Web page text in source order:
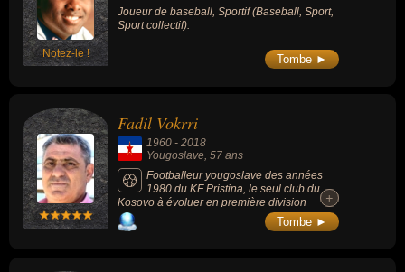
Notez-le !
Joueur de baseball, Sportif (Baseball, Sport,
Sport collectif).
Tombe ►
Fadil Vokrri
1960 - 2018
Yougoslave, 57 ans
Footballeur yougoslave des années
1980 du KF Pristina, le seul club du
Kosovo à évoluer en première division
yougoslave. Artisan de la reconnaissance de
son pays par l'UEFA et la FIFA, il fut le patron
+
+
Tombe ►